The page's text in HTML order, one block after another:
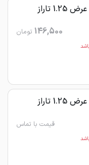
ورق گالوانیزه 2.5 عرض 1.25 تاراز
146,500 تومان
ورق گالوانیزه 2.5 عرض 1.25 تاراز
قیمت با تماس